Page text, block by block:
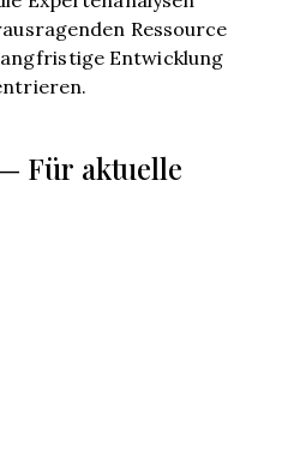
Ressource
Entwicklung
Für aktuelle